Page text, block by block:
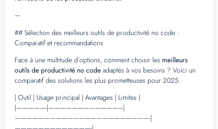
—
## Sélection des meilleurs outils de productivité no code :
Comparatif et recommandations
Face à une multitude d’options, comment choisir les meilleurs
outils de productivité no code adaptés à vos besoins ? Voici un
comparatif des solutions les plus prometteuses pour 2025.
| Outil | Usage principal | Avantages | Limites |
|—————-|————————————–|
———————————————————————-|